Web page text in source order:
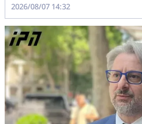
2026/08/07 14:32